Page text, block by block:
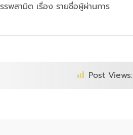
รพสามิต เรื่อง รายชื่อผู้ผ่านการ
Post Views: